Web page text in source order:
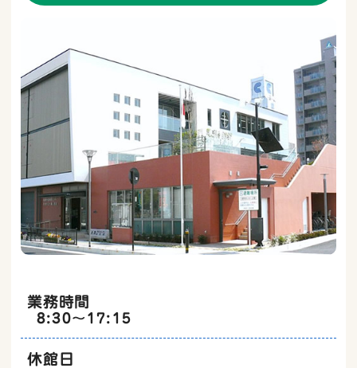
業務時間
8:30～17:15
休館日